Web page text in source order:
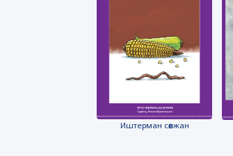
Иштерман сөөлжан